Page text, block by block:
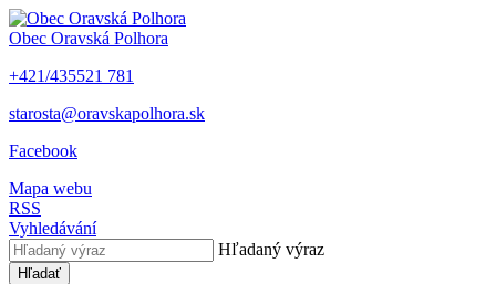
Obec Oravská Polhora
+421/435521 781
starosta@oravskapolhora.sk
Facebook
Mapa webu
RSS
Vyhledávání
Hľadaný výraz
Hľadať